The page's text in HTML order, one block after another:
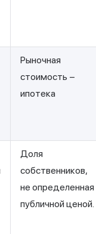
Рыночная
стоимость −
ипотека
Доля
собственников,
не определенная
публичной ценой.